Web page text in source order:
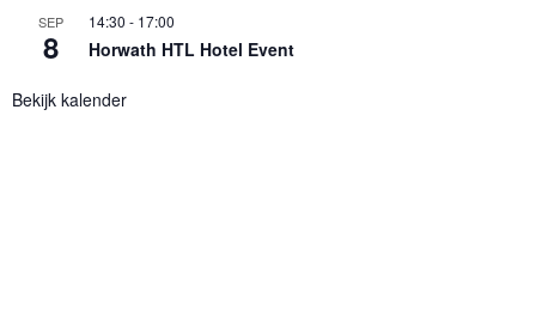
SEP
8
14:30 - 17:00
Horwath HTL Hotel Event
Bekijk kalender